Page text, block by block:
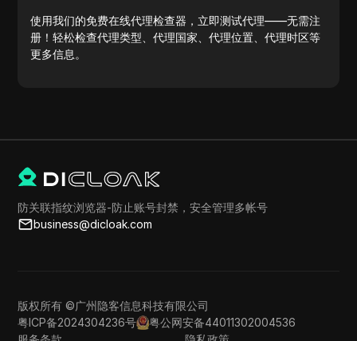
使用我们的免费在线代理检查器，立即测试代理——无需注
册！轻松检查代理类型、代理国家、代理位置、代理时区等
更多信息。
防关联指纹浏览器-防止账号封禁，安全管理多帐号
business@dicloak.com
版权所有 ©广州隐客信息科技有限公司
粤ICP备2024304236号
粤公网安备44011302004536